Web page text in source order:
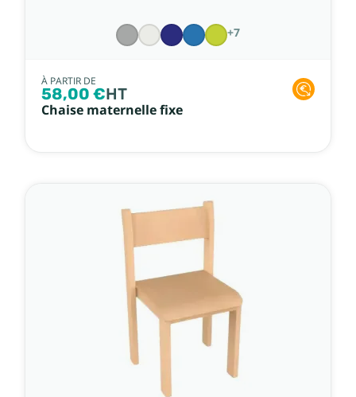
+7
À PARTIR DE
58,00 €HT
Chaise maternelle fixe